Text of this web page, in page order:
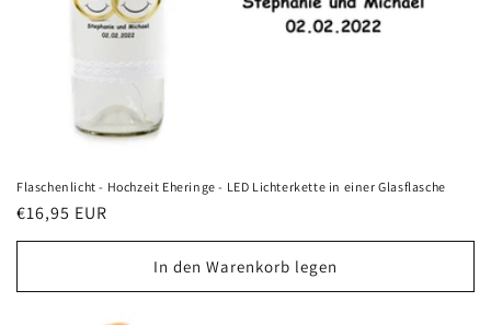
Flaschenlicht - Hochzeit Eheringe - LED Lichterkette in einer Glasflasche
Normaler
Preis
€16,95 EUR
In den Warenkorb legen